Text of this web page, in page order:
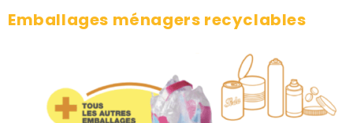
Emballages ménagers recyclables